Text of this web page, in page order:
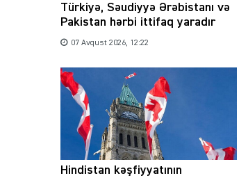
Türkiyə, Səudiyyə Ərəbistanı və
Pakistan hərbi ittifaq yaradır
07 Avqust 2026, 12:22
Hindistan kəşfiyyatının